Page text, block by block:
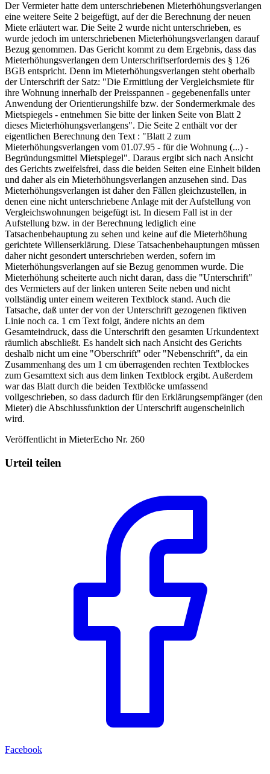
Der Vermieter hatte dem unterschriebenen Mieterhöhungsverlangen
eine weitere Seite 2 beigefügt, auf der die Berechnung der neuen
Miete erläutert war. Die Seite 2 wurde nicht unterschrieben, es
wurde jedoch im unterschriebenen Mieterhöhungsverlangen darauf
Bezug genommen. Das Gericht kommt zu dem Ergebnis, dass das
Mieterhöhungsverlangen dem Unterschriftserfordernis des § 126
BGB entspricht. Denn im Mieterhöhungsverlangen steht oberhalb
der Unterschrift der Satz: "Die Ermittlung der Vergleichsmiete für
ihre Wohnung innerhalb der Preisspannen - gegebenenfalls unter
Anwendung der Orientierungshilfe bzw. der Sondermerkmale des
Mietspiegels - entnehmen Sie bitte der linken Seite von Blatt 2
dieses Mieterhöhungsverlangens". Die Seite 2 enthält vor der
eigentlichen Berechnung den Text : "Blatt 2 zum
Mieterhöhungsverlangen vom 01.07.95 - für die Wohnung (...) -
Begründungsmittel Mietspiegel". Daraus ergibt sich nach Ansicht
des Gerichts zweifelsfrei, dass die beiden Seiten eine Einheit bilden
und daher als ein Mieterhöhungsverlangen anzusehen sind. Das
Mieterhöhungsverlangen ist daher den Fällen gleichzustellen, in
denen eine nicht unterschriebene Anlage mit der Aufstellung von
Vergleichswohnungen beigefügt ist. In diesem Fall ist in der
Aufstellung bzw. in der Berechnung lediglich eine
Tatsachenbehauptung zu sehen und keine auf die Mieterhöhung
gerichtete Willenserklärung. Diese Tatsachenbehauptungen müssen
daher nicht gesondert unterschrieben werden, sofern im
Mieterhöhungsverlangen auf sie Bezug genommen wurde. Die
Mieterhöhung scheiterte auch nicht daran, dass die "Unterschrift"
des Vermieters auf der linken unteren Seite neben und nicht
vollständig unter einem weiteren Textblock stand. Auch die
Tatsache, daß unter der von der Unterschrift gezogenen fiktiven
Linie noch ca. 1 cm Text folgt, ändere nichts an dem
Gesamteindruck, dass die Unterschrift den gesamten Urkundentext
räumlich abschließt. Es handelt sich nach Ansicht des Gerichts
deshalb nicht um eine "Oberschrift" oder "Nebenschrift", da ein
Zusammenhang des um 1 cm überragenden rechten Textblockes
zum Gesamttext sich aus dem linken Textblock ergibt. Außerdem
war das Blatt durch die beiden Textblöcke umfassend
vollgeschrieben, so dass dadurch für den Erklärungsempfänger (den
Mieter) die Abschlussfunktion der Unterschrift augenscheinlich
wird.
Veröffentlicht in MieterEcho Nr. 260
Urteil teilen
Facebook